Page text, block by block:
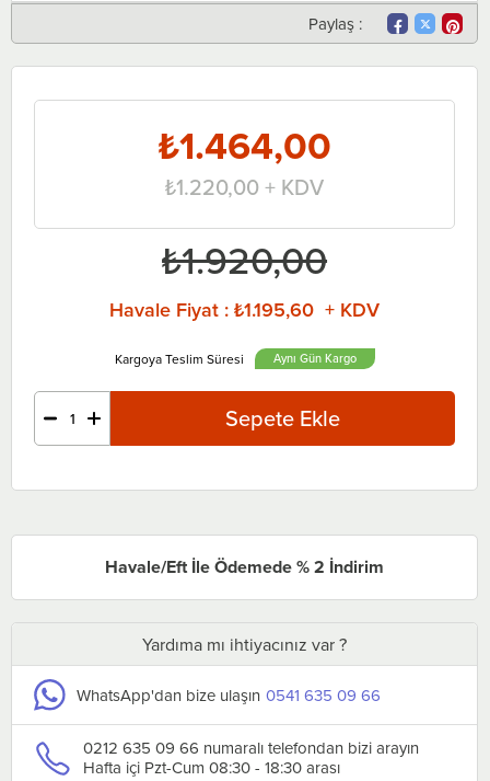
Paylaş :
₺1.920,00
₺1.464,00
₺1.220,00+ KDV
Havale Fiyat : ₺1.195,60 + KDV
Aynı Gün
Havale/Eft İle Ödemede % 2 İndirim
Yardıma mı ihtiyacınız var ?
WhatsApp'dan bize ulaşın 0541 635 09 66
0212 635 09 66 numaralı telefondan bizi arayın
Hafta içi Pzt-Cum 08:30 - 18:30 arası